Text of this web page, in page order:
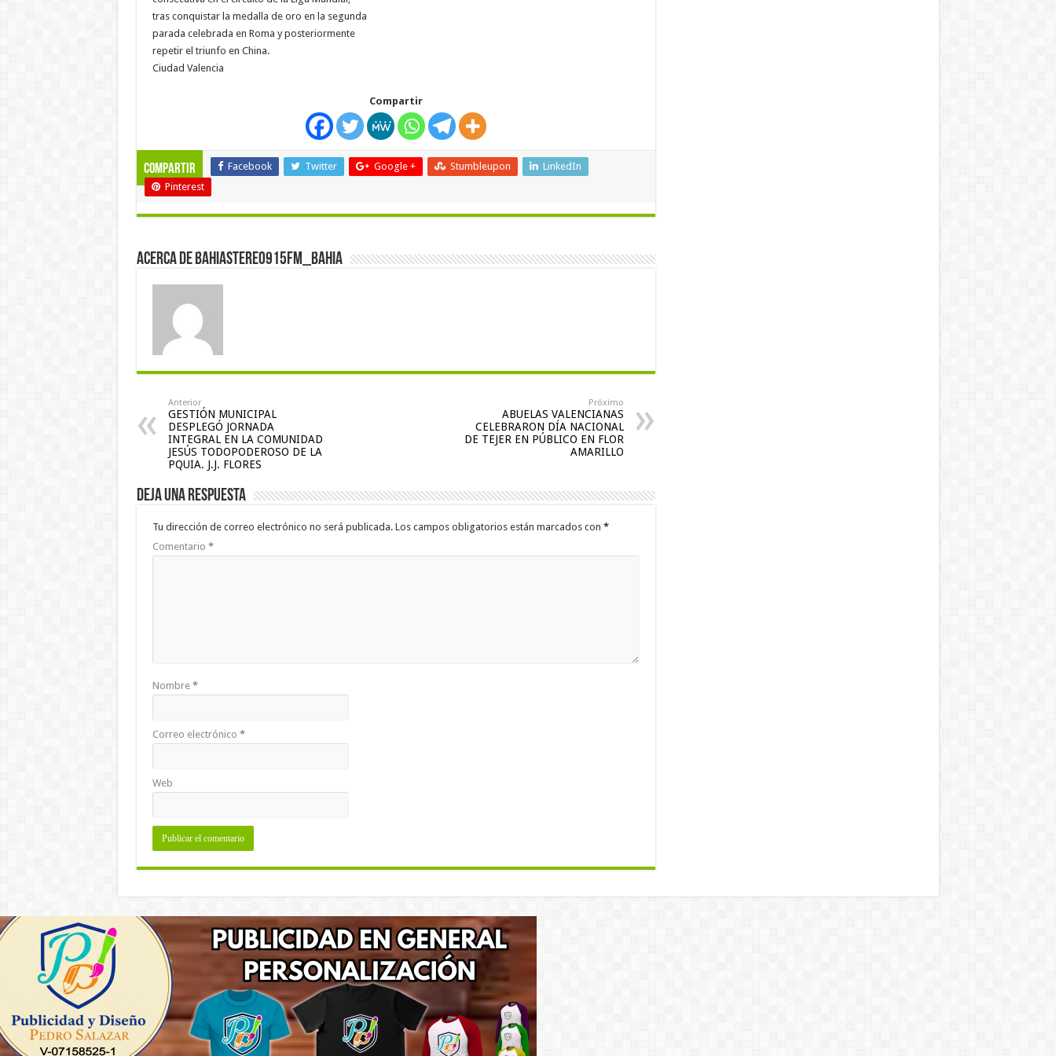
tras conquistar la medalla de oro en la segunda
parada celebrada en Roma y posteriormente
repetir el triunfo en China.
Ciudad Valencia
Compartir
Compartir Facebook Twitter Google + Stumbleupon
LinkedIn
Pinterest
Acerca de bahiastereo915fm_bahia
Anterior
GESTIÓN MUNICIPAL
DESPLEGÓ JORNADA
INTEGRAL EN LA COMUNIDAD
JESÚS TODOPODEROSO DE LA
PQUIA. J.J. FLORES
Próximo
ABUELAS VALENCIANAS
CELEBRARON DÍA NACIONAL
DE TEJER EN PÚBLICO EN FLOR
AMARILLO
Deja una respuesta
Tu dirección de correo electrónico no será publicada. Los campos obligatorios están marcados con *
Comentario *
Nombre *
Correo electrónico *
Web